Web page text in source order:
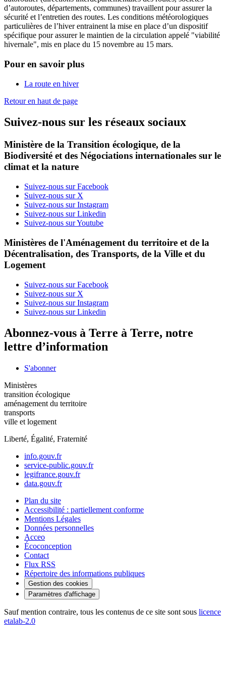
d’autoroutes, départements, communes) travaillent pour assurer la
sécurité et l’entretien des routes. Les conditions météorologiques
particulières de l’hiver entrainent la mise en place d’un dispositif
spécifique pour assurer le maintien de la circulation appelé "viabilité
hivernale", mis en place du 15 novembre au 15 mars.
Pour en savoir plus
La route en hiver
Retour en haut de page
Suivez-nous sur les réseaux sociaux
Ministère de la Transition écologique, de la
Biodiversité et des Négociations internationales sur le
climat et la nature
Suivez-nous sur Facebook
Suivez-nous sur X
Suivez-nous sur Instagram
Suivez-nous sur Linkedin
Suivez-nous sur Youtube
Ministères de l'Aménagement du territoire et de la
Décentralisation, des Transports, de la Ville et du
Logement
Suivez-nous sur Facebook
Suivez-nous sur X
Suivez-nous sur Instagram
Suivez-nous sur Linkedin
Abonnez-vous à Terre à Terre, notre
lettre d’information
S'abonner
Ministères
transition écologique
aménagement du territoire
transports
ville et logement
Liberté, Égalité, Fraternité
info.gouv.fr
service-public.gouv.fr
legifrance.gouv.fr
data.gouv.fr
Plan du site
Accessibilité : partiellement conforme
Mentions Légales
Données personnelles
Acceo
Écoconception
Contact
Flux RSS
Répertoire des informations publiques
Gestion des cookies
Paramètres d'affichage
Sauf mention contraire, tous les contenus de ce site sont sous licence
etalab-2.0